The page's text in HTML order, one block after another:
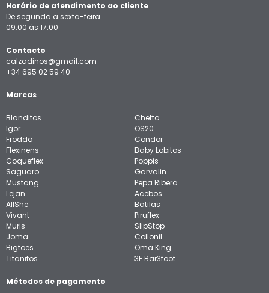
Horário de atendimento ao cliente
De segunda a sexta-feira
09:00 às 17:00
Contacto
calzadinos@gmail.com
+34 695 02 59 40
Marcas
Blanditos
Igor
Froddo
Flexinens
Coqueflex
Saguaro
Mustang
Lejan
AllShe
Vivant
Muris
Joma
Bigtoes
Titanitos
Chetto
OS20
Condor
Baby Lobitos
Poppis
Garvalin
Pepa Ribera
Acebos
Batilas
Piruflex
SlipStop
Collonil
Oma King
3F Bar3foot
Métodos de pagamento